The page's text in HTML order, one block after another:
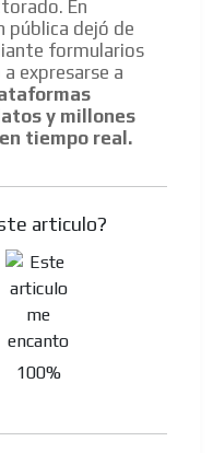
En
pública dejó de
formularios
expresarse a
y millones
tiempo real.
articulo?
100%